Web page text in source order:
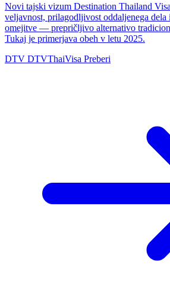
Novi tajski vizum Destination Thailand
veljavnost, prilagodljivost oddaljenega dela
omejitve — prepričljivo alternativo
Tukaj je primerjava obeh v letu 2025.
DTV DTVThaiVisa Preberi